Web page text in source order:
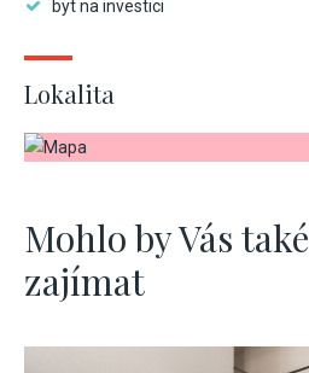
byt na investici
Lokalita
Mohlo by Vás také
zajímat